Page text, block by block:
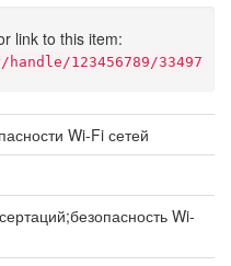
link to this item:
123456789/33497
Wi-Fi сетей
Wi-